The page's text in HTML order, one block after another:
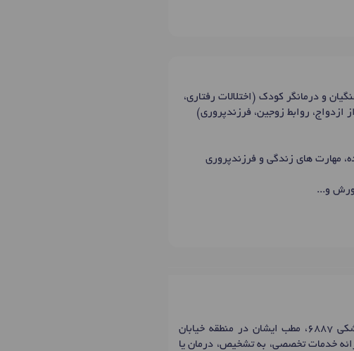
فرهنگیان و درمانگر کودک (اختلالات رفتاری،
روابط زوجین، فرزندپروری)
مهارت های زندگی و فرزندپروری
و...
خانم دکتر نرگس پورطالب، دکترای تخصصی روانشناس و مشاور در شهر تبریز با شماره نظام پزشکی 6887، مطب ایشان در منطقه خیابان
خدمات تخصصی، به تشخیص، درمان یا